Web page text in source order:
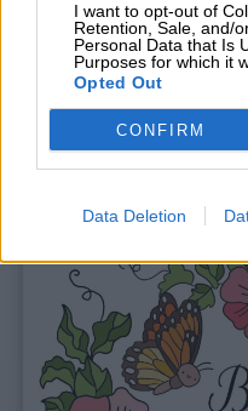
I want to opt-out of
Retention, Sale, and/
Personal Data that Is
Purposes for which it
Opted Out
CONFIRM
Data Deletion
utili
Chi
siamo
Cartoline di